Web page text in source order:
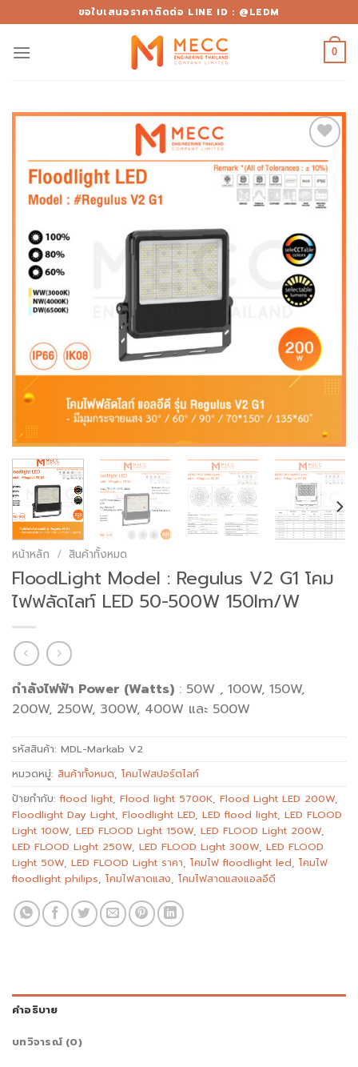
to
content
ขอใบเสนอราคาติดต่อ LINE ID : @LEDM
0
Add to
wishlist
หน้าหลัก / สินค้าทั้งหมด
FloodLight Model : Regulus V2 G1 โคม
ไฟฟลัดไลท์ LED 50-500W 150lm/W
กำลังไฟฟ้า Power (Watts) : 50W , 100W, 150W,
200W, 250W, 300W, 400W และ 500W
รหัสสินค้า: MDL-Markab V2
หมวดหมู่: สินค้าทั้งหมด โคมไฟสปอร์ตไลท์
ป้ายกำกับ:flood light Flood light 5700K Flood Light LED 200W
Floodlight Day Light Floodlight LED LED flood light LED FLOOD
Light 100W LED FLOOD Light 150W LED FLOOD Light 200W
LED FLOOD Light 250W LED FLOOD Light 300W LED FLOOD
Light 50W LED FLOOD Light ราคา โคมไฟ floodlight led โคมไฟ
floodlight philips โคมไฟสาดแสง โคมไฟสาดแสงแอลอีดี
คำอธิบาย
บทวิจารณ์ (0)